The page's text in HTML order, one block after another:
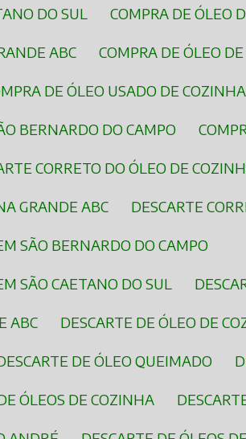
DO SUL COMPRA DE ÓLEO
ABC COMPRA DE ÓLEO
DE ÓLEO USADO DE
BERNARDO DO CAMPO
CORRETO DO ÓLEO DE
GRANDE ABC DESCARTE
SÃO BERNARDO DO CAMPO
SÃO CAETANO DO SUL
ABC DESCARTE DE ÓLEO DE
DESCARTE DE ÓLEO QUEIMADO
DE ÓLEOS DE COZINHA